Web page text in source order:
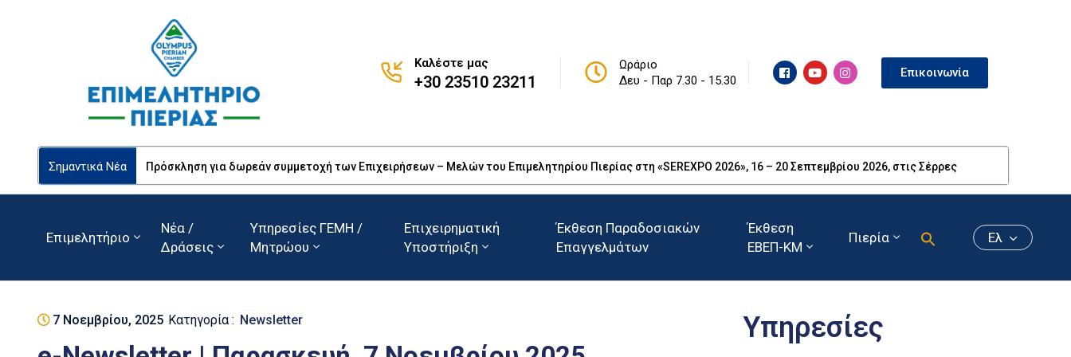
Καλέστε μας
+30 23510 23211
Ωράριο
Δευ - Παρ 7.30 - 15.30
Επικοινωνία
Σημαντικά Νέα Πρόσκληση για δωρεάν συμμετοχή των Επιχειρήσεων – Μελών του Επιμελητηρίου Πιερίας στη «SEREXPO 2026», 16 – 20 Σεπτεμβρίου 2026, στις Σέρρες
Επιμελητήριο
Νέα /
Δράσεις
Υπηρεσίες ΓΕΜΗ /
Μητρώου
Επιχειρηματική
Υποστήριξη
Έκθεση Παραδοσιακών
Επαγγελμάτων
Έκθεση
ΕΒΕΠ-ΚΜ
Πιερία Ελ
7 Νοεμβρίου, 2025 Κατηγορία : Newsletter Υπηρεσίες